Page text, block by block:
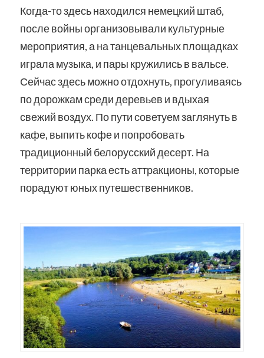
Когда-то здесь находился немецкий штаб,
после войны организовывали культурные
мероприятия, а на танцевальных площадках
играла музыка, и пары кружились в вальсе.
Сейчас здесь можно отдохнуть, прогуливаясь
по дорожкам среди деревьев и вдыхая
свежий воздух. По пути советуем заглянуть в
кафе, выпить кофе и попробовать
традиционный белорусский десерт. На
территории парка есть аттракционы, которые
порадуют юных путешественников.